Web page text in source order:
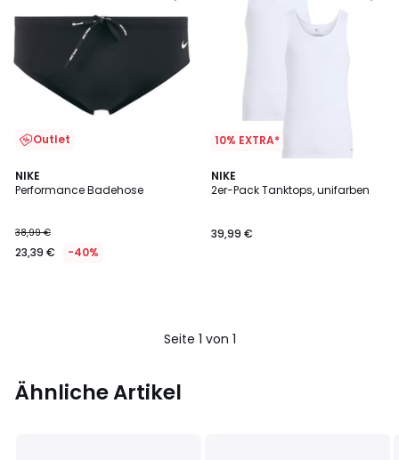
Outlet
NIKE
Performance Badehose
€
Statt
38,99 €
23,39 € -40%
10% EXTRA*
NIKE
2er-Pack Tanktops, unifarben
39,99 €
Seite 1 von 1
Ähnliche Artikel